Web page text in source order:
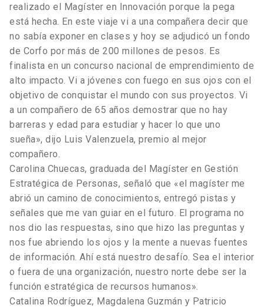
realizado el Magíster en Innovación porque la pega
está hecha. En este viaje vi a una compañera decir que
no sabía exponer en clases y hoy se adjudicó un fondo
de Corfo por más de 200 millones de pesos. Es
finalista en un concurso nacional de emprendimiento de
alto impacto. Vi a jóvenes con fuego en sus ojos con el
objetivo de conquistar el mundo con sus proyectos. Vi
a un compañero de 65 años demostrar que no hay
barreras y edad para estudiar y hacer lo que uno
sueña», dijo Luis Valenzuela, premio al mejor
compañero.
Carolina Chuecas, graduada del Magíster en Gestión
Estratégica de Personas, señaló que «el magíster me
abrió un camino de conocimientos, entregó pistas y
señales que me van guiar en el futuro. El programa no
nos dio las respuestas, sino que hizo las preguntas y
nos fue abriendo los ojos y la mente a nuevas fuentes
de información. Ahí está nuestro desafío. Sea el interior
o fuera de una organización, nuestro norte debe ser la
función estratégica de recursos humanos».
Catalina Rodríguez, Magdalena Guzmán y Patricio